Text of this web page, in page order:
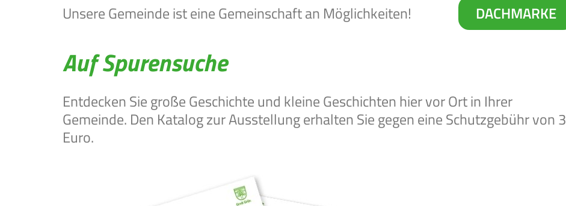
Unsere Gemeinde ist eine Gemeinschaft an Möglichkeiten! DACHMARKE
Auf Spurensuche
Entdecken Sie große Geschichte und kleine Geschichten hier vor Ort in Ihrer
Gemeinde. Den Katalog zur Ausstellung erhalten Sie gegen eine Schutzgebühr von 3
Euro.